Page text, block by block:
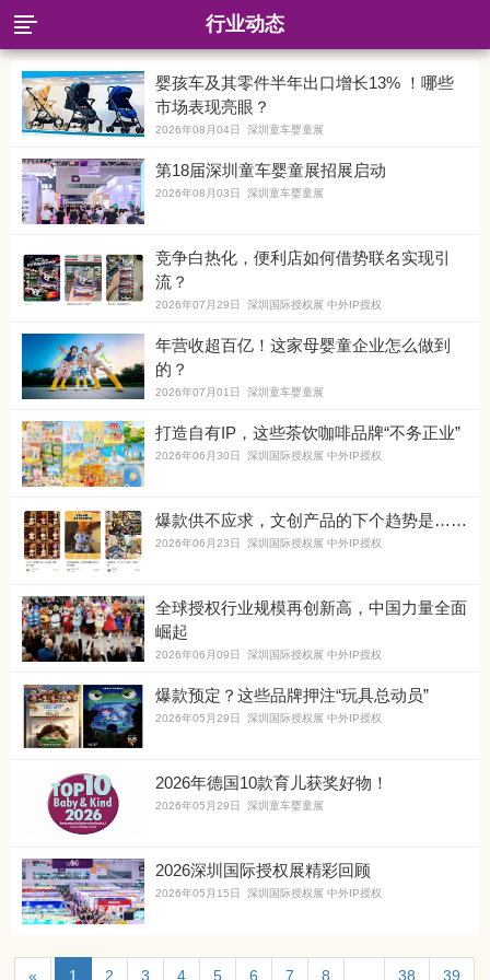
行业动态
婴孩车及其零件半年出口增长13% ！哪些
市场表现亮眼？
2026年08月04日 深圳童车婴童展
第18届深圳童车婴童展招展启动
2026年08月03日 深圳童车婴童展
竞争白热化，便利店如何借势联名实现引
流？
2026年07月29日 深圳国际授权展 中外IP授权
年营收超百亿！这家母婴童企业怎么做到
的？
2026年07月01日 深圳童车婴童展
打造自有IP，这些茶饮咖啡品牌“不务正业”
2026年06月30日 深圳国际授权展 中外IP授权
爆款供不应求，文创产品的下个趋势是……
2026年06月23日 深圳国际授权展 中外IP授权
全球授权行业规模再创新高，中国力量全面
崛起
2026年06月09日 深圳国际授权展 中外IP授权
爆款预定？这些品牌押注“玩具总动员”
2026年05月29日 深圳国际授权展 中外IP授权
2026年德国10款育儿获奖好物！
2026年05月29日 深圳童车婴童展
2026深圳国际授权展精彩回顾
2026年05月15日 深圳国际授权展 中外IP授权
« 1 2 3 4 5 6 7 8 38 39